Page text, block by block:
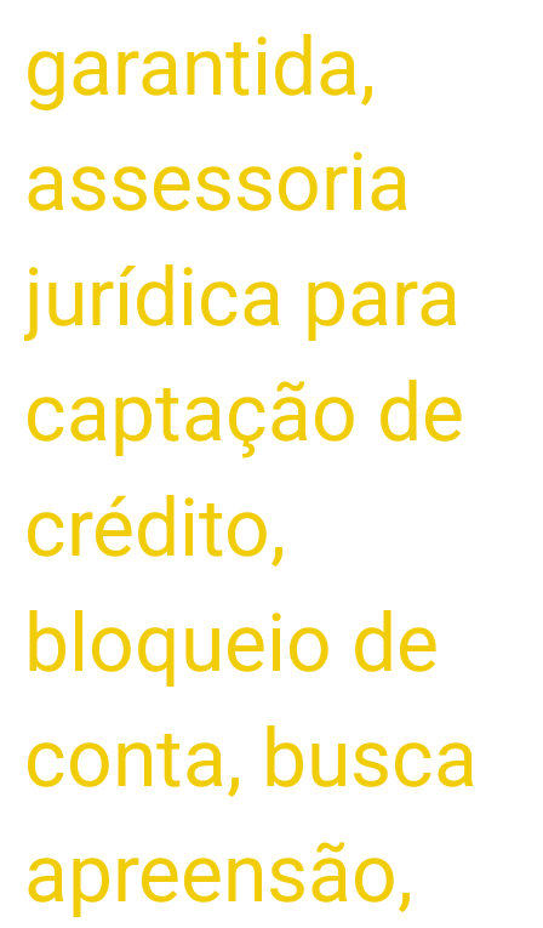
garantida,
assessoria
jurídica para
captação de
crédito,
bloqueio de
conta, busca
apreensão,